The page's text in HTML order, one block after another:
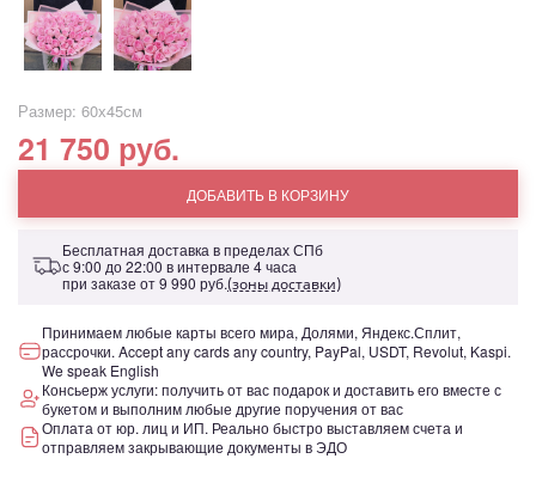
Размер: 60х45см
21 750 руб.
ДОБАВИТЬ В КОРЗИНУ
Бесплатная доставка в пределах СПб
с 9:00 до 22:00 в интервале 4 часа
при заказе от9 990 руб.(зоны доставки)
Принимаем любые карты всего мира, Долями, Яндекс.Сплит,
рассрочки. Accept any cards any country, PayPal, USDT, Revolut, Kaspi.
We speak English
Консьерж услуги: получить от вас подарок и доставить его вместе с
букетом и выполним любые другие поручения от вас
Оплата от юр. лиц и ИП. Реально быстро выставляем счета и
отправляем закрывающие документы в ЭДО